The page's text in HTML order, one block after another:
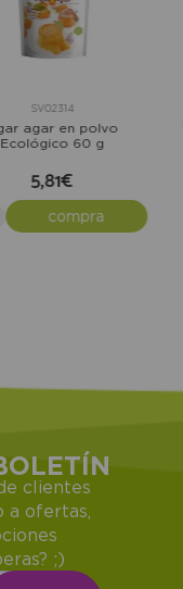
SV02314
agar en polvo
Ecológico 60 g
5,81€
compra
clientes
a ofertas,
;)